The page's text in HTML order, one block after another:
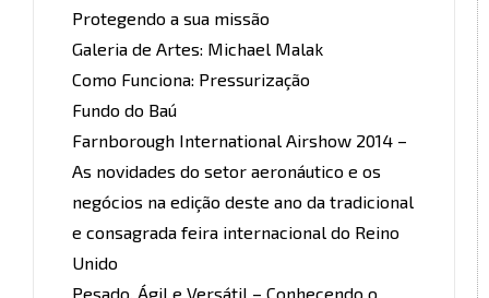
Protegendo a sua missão
Galeria de Artes: Michael Malak
Como Funciona: Pressurização
Fundo do Baú
Farnborough International Airshow 2014 –
As novidades do setor aeronáutico e os
negócios na edição deste ano da tradicional
e consagrada feira internacional do Reino
Unido
Pesado, Ágil e Versátil – Conhecendo o